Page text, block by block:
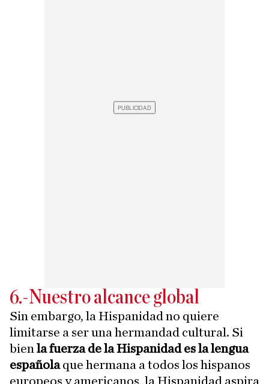
6.-Nuestro alcance global
Sin embargo, la Hispanidad no quiere
limitarse a ser una hermandad cultural. Si
bien la fuerza de la Hispanidad es la lengua
españolaque hermana a todos los hispanos
europeos y americanos, la Hispanidad aspira